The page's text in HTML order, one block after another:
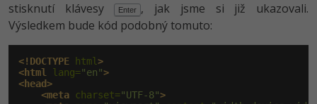
stisknutí klávesy Enter , jak jsme si již ukazovali.
Výsledkem bude kód podobný tomuto:
<!DOCTYPE html >
<html
lang="en">
<head>
<meta charset="UTF-8">